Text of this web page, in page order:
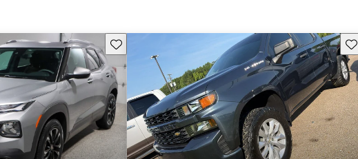
Guarda este Aviso